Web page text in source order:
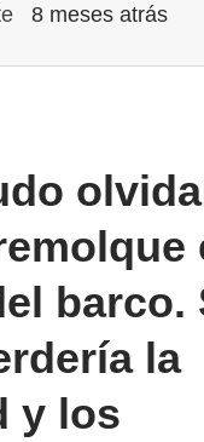
8 meses atrás
barco.
la
y los